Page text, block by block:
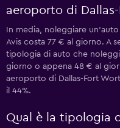
aeroporto di
In media, noleggiare
Avis costa 77 € al giorno. A
tipologia di auto che
giorno o appena 48 € al
aeroporto di Dallas-Fort
il 44%.
Qual è la tipologia